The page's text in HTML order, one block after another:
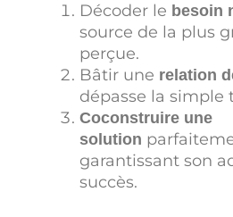
Décoder le besoin
source de la plus
perçue.
Bâtir une relation
dépasse la simple
Coconstruire une
solution
garantissant son
succès.